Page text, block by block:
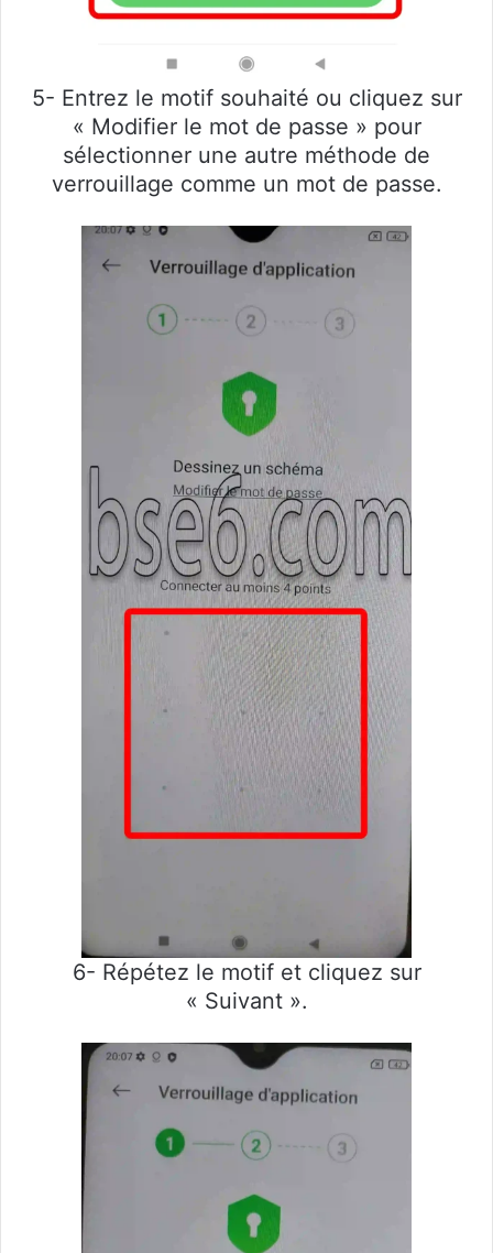
5- Entrez le motif souhaité ou cliquez sur
« Modifier le mot de passe » pour
sélectionner une autre méthode de
verrouillage comme un mot de passe.
6- Répétez le motif et cliquez sur
« Suivant ».